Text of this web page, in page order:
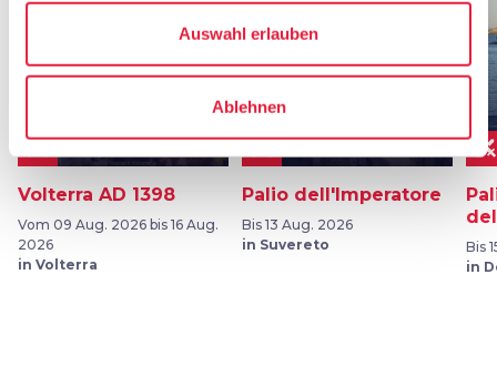
Auswahl erlauben
Ablehnen
Volterra AD 1398
Vom 09 Aug. 2026 bis 16 Aug.
2026
in Volterra
Palio dell'Imperatore
Bis 13 Aug. 2026
in Suvereto
Bis
in